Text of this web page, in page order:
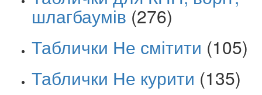
шлагбаумів (276)
Таблички Не смітити (105)
Таблички Не курити (135)